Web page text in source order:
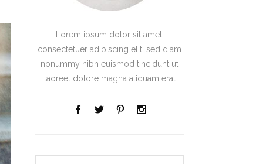
Lorem ipsum dolor sit amet,
consectetuer adipiscing elit, sed diam
nonummy nibh euismod tincidunt ut
laoreet dolore magna aliquam erat